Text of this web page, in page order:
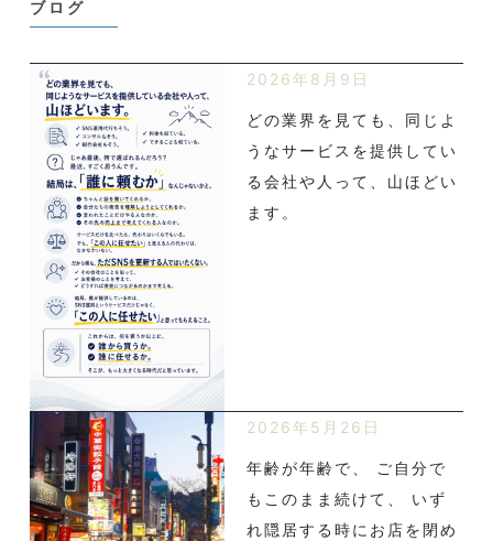
ブログ
2026年8月9日
どの業界を見ても、同じよ
うなサービスを提供してい
る会社や人って、山ほどい
ます。
2026年5月26日
年齢が年齢で、 ご自分で
もこのまま続けて、 いず
れ隠居する時にお店を閉め